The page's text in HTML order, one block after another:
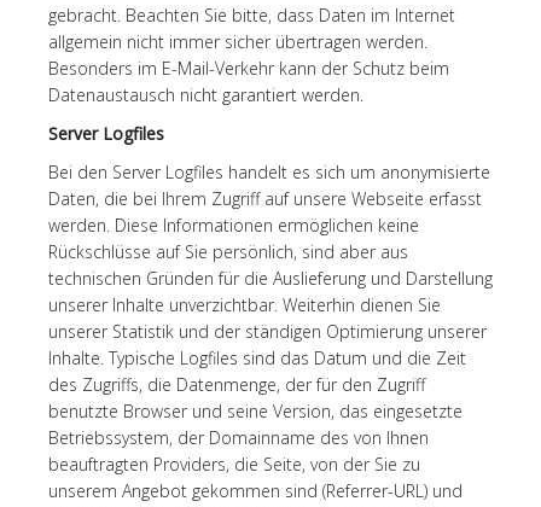
gebracht. Beachten Sie bitte, dass Daten im Internet
allgemein nicht immer sicher übertragen werden.
Besonders im E-Mail-Verkehr kann der Schutz beim
Datenaustausch nicht garantiert werden.
Server Logfiles
Bei den Server Logfiles handelt es sich um anonymisierte
Daten, die bei Ihrem Zugriff auf unsere Webseite erfasst
werden. Diese Informationen ermöglichen keine
Rückschlüsse auf Sie persönlich, sind aber aus
technischen Gründen für die Auslieferung und Darstellung
unserer Inhalte unverzichtbar. Weiterhin dienen Sie
unserer Statistik und der ständigen Optimierung unserer
Inhalte. Typische Logfiles sind das Datum und die Zeit
des Zugriffs, die Datenmenge, der für den Zugriff
benutzte Browser und seine Version, das eingesetzte
Betriebssystem, der Domainname des von Ihnen
beauftragten Providers, die Seite, von der Sie zu
unserem Angebot gekommen sind (Referrer-URL) und